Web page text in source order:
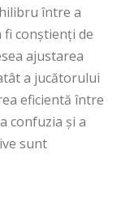
între a
fi conștienți de
ajustarea
a jucătorului
eficientă între
confuzia și a
sunt